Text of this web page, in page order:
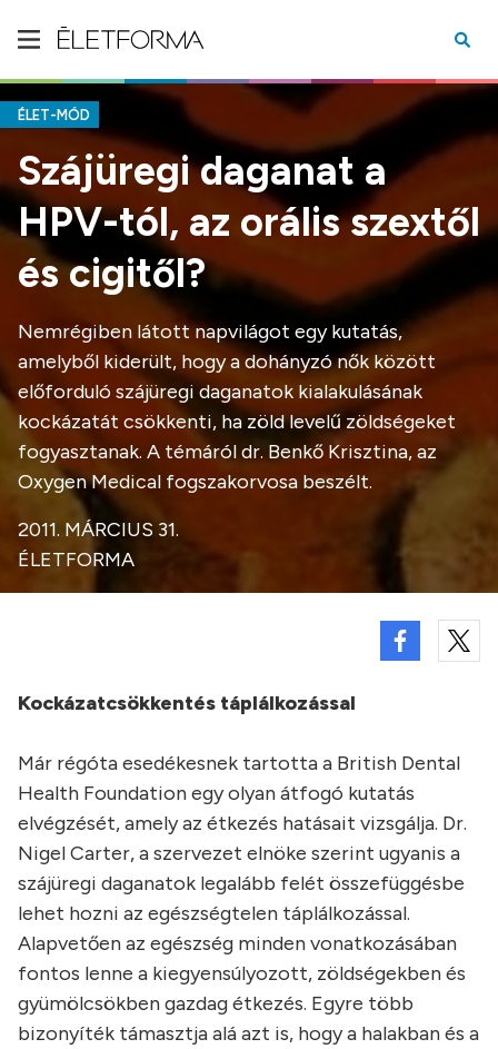
ÉLET-MÓD
Szájüregi daganat a
HPV-tól, az orális szextől
és cigitől?
Nemrégiben látott napvilágot egy kutatás,
amelyből kiderült, hogy a dohányzó nők között
előforduló szájüregi daganatok kialakulásának
kockázatát csökkenti, ha zöld levelű zöldségeket
fogyasztanak. A témáról dr. Benkő Krisztina, az
Oxygen Medical fogszakorvosa beszélt.
2011. MÁRCIUS 31.
ÉLETFORMA
Kockázatcsökkentés táplálkozással
Már régóta esedékesnek tartotta a British Dental
Health Foundation egy olyan átfogó kutatás
elvégzését, amely az étkezés hatásait vizsgálja. Dr.
Nigel Carter, a szervezet elnöke szerint ugyanis a
szájüregi daganatok legalább felét összefüggésbe
lehet hozni az egészségtelen táplálkozással.
Alapvetően az egészség minden vonatkozásában
fontos lenne a kiegyensúlyozott, zöldségekben és
gyümölcsökben gazdag étkezés. Egyre több
bizonyíték támasztja alá azt is, hogy a halakban és a